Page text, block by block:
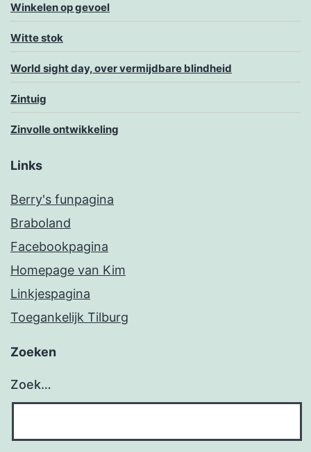
Winkelen op gevoel
Witte stok
World sight day, over vermijdbare blindheid
Zintuig
Zinvolle ontwikkeling
Links
Berry's funpagina
Braboland
Facebookpagina
Homepage van Kim
Linkjespagina
Toegankelijk Tilburg
Zoeken
Zoek…